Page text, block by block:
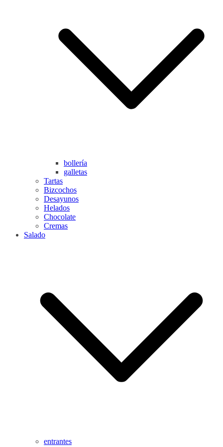
bollería
galletas
Tartas
Bizcochos
Desayunos
Helados
Chocolate
Cremas
Salado
entrantes